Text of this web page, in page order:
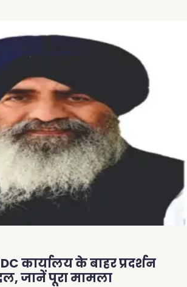
कार्यालय के बाहर प्रदर्शन
जानें पूरा मामला